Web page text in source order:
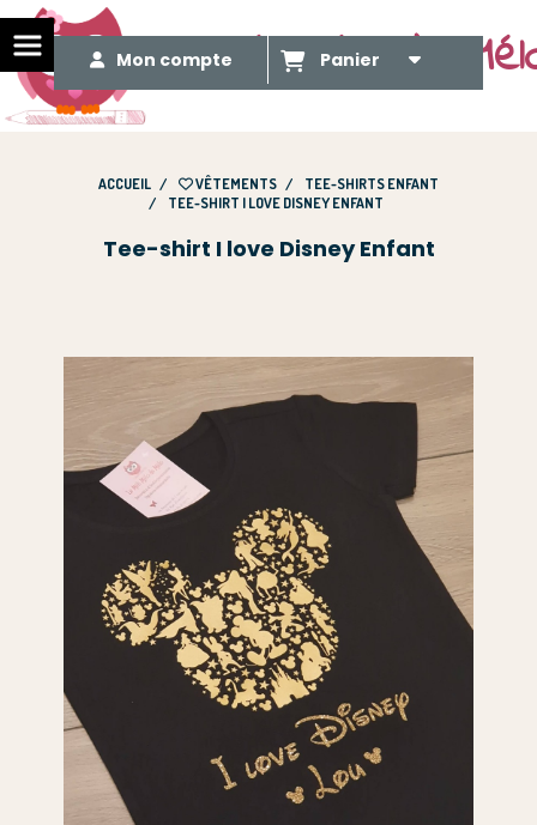
Le Méli Mélo de
Mon compte Panier
ACCUEIL VÊTEMENTS
TEE-SHIRTS ENFANT
TEE-SHIRT I LOVE DISNEY ENFANT
Tee-shirt I love Disney Enfant